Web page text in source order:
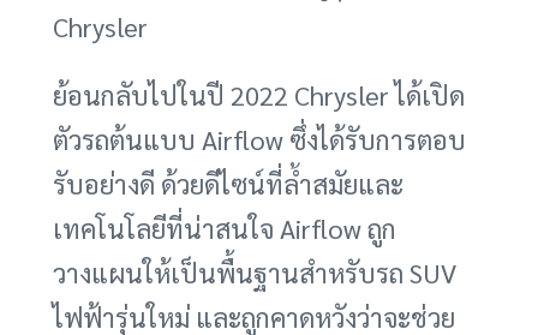
Chrysler
ย้อนกลับไปในปี 2022 Chrysler ได้เปิด
ตัวรถต้นแบบ Airflow ซึ่งได้รับการตอบ
รับอย่างดี ด้วยดีไซน์ที่ล้ำสมัยและ
เทคโนโลยีที่น่าสนใจ Airflow ถูก
วางแผนให้เป็นพื้นฐานสำหรับรถ SUV
ไฟฟ้ารุ่นใหม่ และถูกคาดหวังว่าจะช่วย